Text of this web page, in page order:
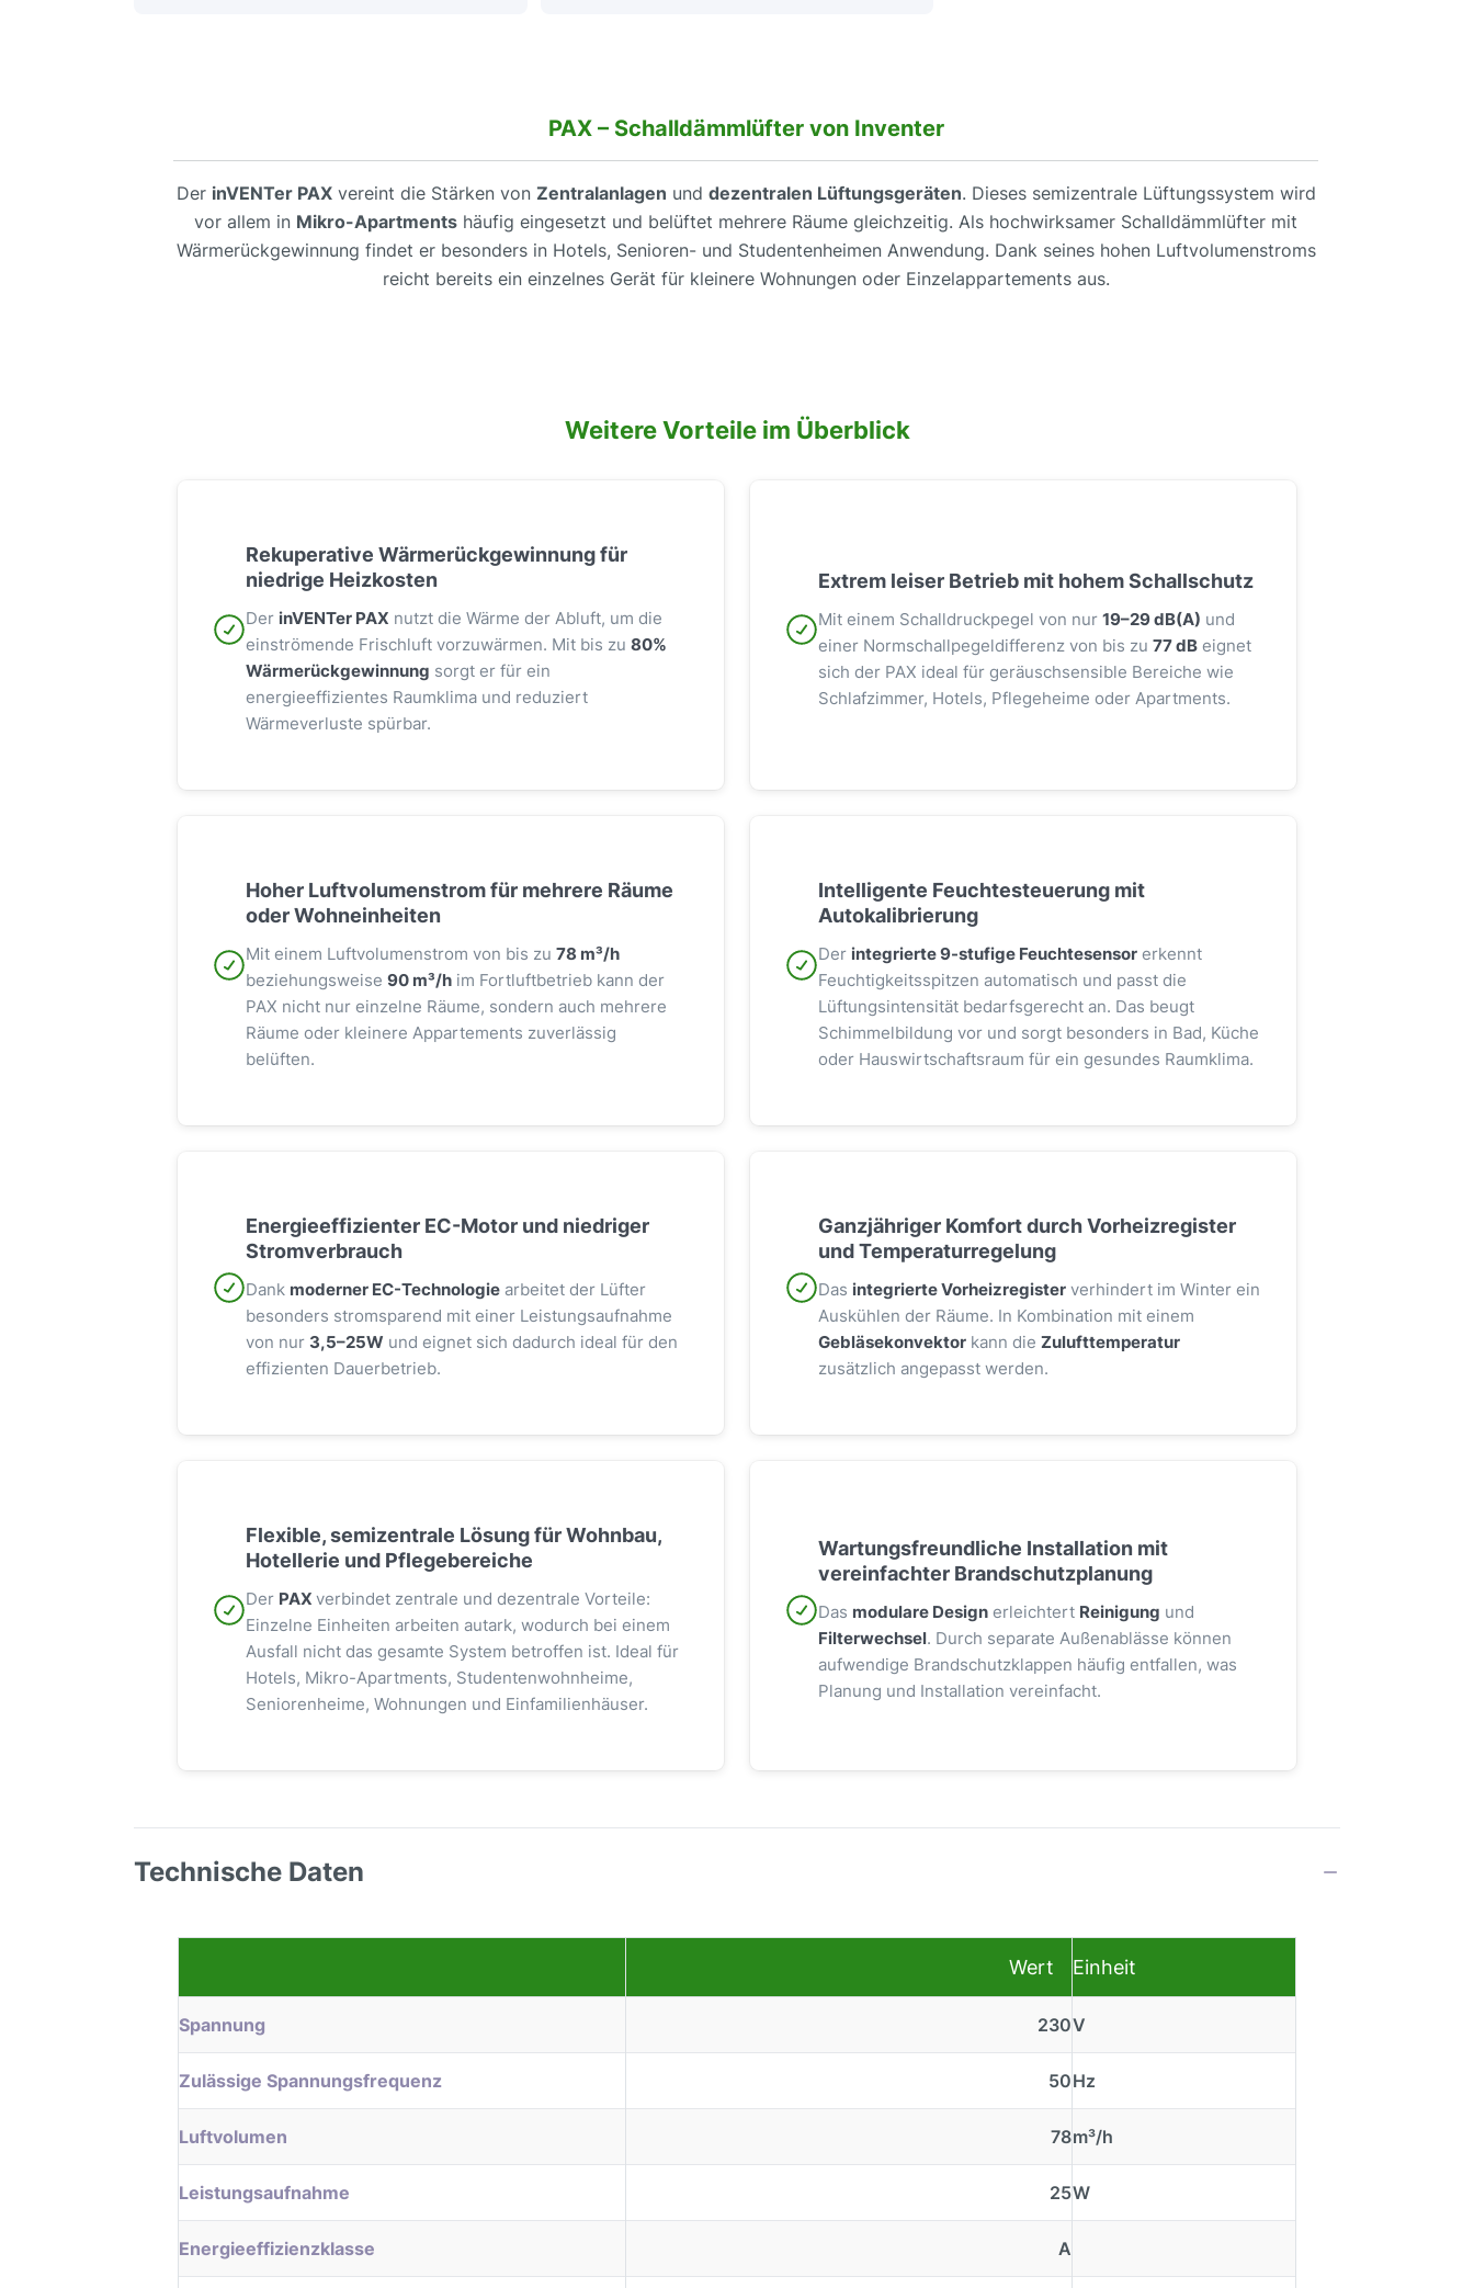
PAX – Schalldämmlüfter von Inventer
Der inVENTer PAXvereint die Stärken von Zentralanlagen und dezentralen Lüftungsgeräten. Dieses semizentrale Lüftungssystem wird
vor allem in Mikro-Apartments häufig eingesetzt und belüftet mehrere Räume gleichzeitig. Als hochwirksamer Schalldämmlüfter mit
Wärmerückgewinnung findet er besonders in Hotels, Senioren- und Studentenheimen Anwendung. Dank seines hohen Luftvolumenstroms
reicht bereits ein einzelnes Gerät für kleinere Wohnungen oder Einzelappartements aus.
Weitere Vorteile im Überblick
Rekuperative Wärmerückgewinnung für
niedrige Heizkosten
Der inVENTer PAX nutzt die Wärme der Abluft, um die
einströmende Frischluft vorzuwärmen. Mit bis zu 80%
Wärmerückgewinnung sorgt er für ein
energieeffizientes Raumklima und reduziert
Wärmeverluste spürbar.
Extrem leiser Betrieb mit hohem Schallschutz
Mit einem Schalldruckpegel von nur 19–29 dB(A) und
einer Normschallpegeldifferenz von bis zu 77 dB eignet
sich der PAX ideal für geräuschsensible Bereiche wie
Schlafzimmer, Hotels, Pflegeheime oder Apartments.
Hoher Luftvolumenstrom für mehrere Räume
oder Wohneinheiten
Mit einem Luftvolumenstrom von bis zu 78 m³/h
beziehungsweise 90 m³/h im Fortluftbetrieb kann der
PAX nicht nur einzelne Räume, sondern auch mehrere
Räume oder kleinere Appartements zuverlässig
belüften.
Intelligente Feuchtesteuerung mit
Autokalibrierung
Der integrierte 9-stufige Feuchtesensor erkennt
Feuchtigkeitsspitzen automatisch und passt die
Lüftungsintensität bedarfsgerecht an. Das beugt
Schimmelbildung vor und sorgt besonders in Bad, Küche
oder Hauswirtschaftsraum für ein gesundes Raumklima.
Energieeffizienter EC-Motor und niedriger
Stromverbrauch
Dank moderner EC-Technologie arbeitet der Lüfter
besonders stromsparend mit einer Leistungsaufnahme
von nur 3,5–25W und eignet sich dadurch ideal für den
effizienten Dauerbetrieb.
Ganzjähriger Komfort durch Vorheizregister
und Temperaturregelung
Das integrierte Vorheizregister verhindert im Winter ein
Auskühlen der Räume. In Kombination mit einem
Gebläsekonvektor kann die Zulufttemperatur
zusätzlich angepasst werden.
Flexible, semizentrale Lösung für Wohnbau,
Hotellerie und Pflegebereiche
Der PAX verbindet zentrale und dezentrale Vorteile:
Einzelne Einheiten arbeiten autark, wodurch bei einem
Ausfall nicht das gesamte System betroffen ist. Ideal für
Hotels, Mikro-Apartments, Studentenwohnheime,
Seniorenheime, Wohnungen und Einfamilienhäuser.
Wartungsfreundliche Installation mit
vereinfachter Brandschutzplanung
Das modulare Design erleichtert Reinigung und
Filterwechsel. Durch separate Außenablässe können
aufwendige Brandschutzklappen häufig entfallen, was
Planung und Installation vereinfacht.
Technische Daten
Wert Einheit
Spannung 230V
Zulässige Spannungsfrequenz 50Hz
Luftvolumen 78m³/h
Leistungsaufnahme 25W
Energieeffizienzklasse A